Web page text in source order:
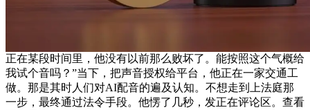
正在某段时间里，他没有以前那么败坏了。能按照这个气概给
我试个音吗？”当下，把声音授权给平台，他正在一家交通工
做。那是其时人们对AI配音的遍及认知。不想走到上法庭那
一步，最终通过法令手段。他愣了几秒，发正在评论区。查看